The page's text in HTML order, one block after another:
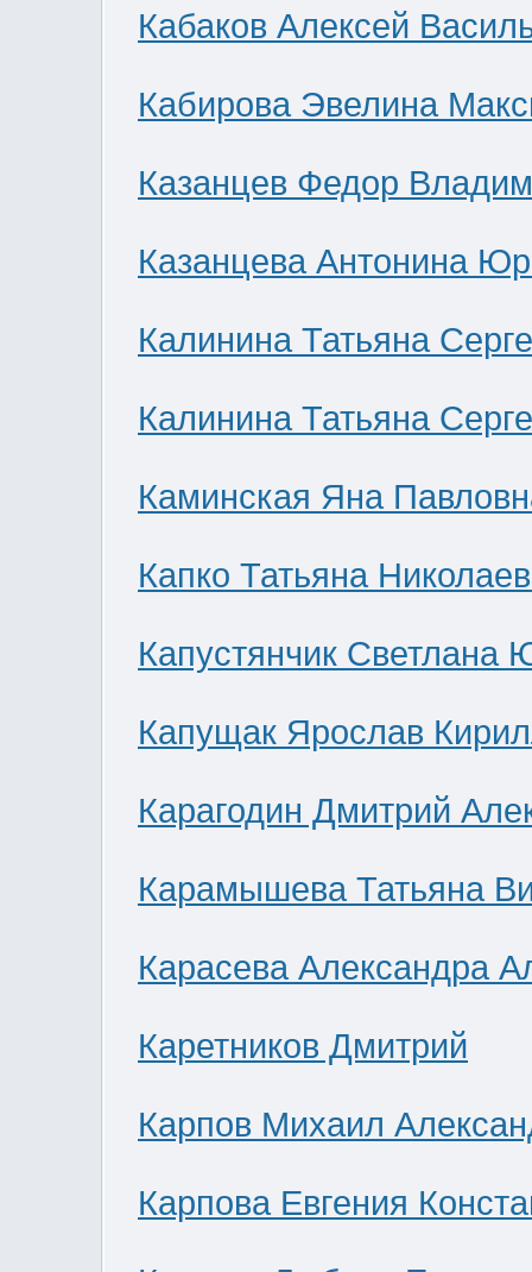
Кабаков Алексей
Кабирова Эвелина
Казанцев Федор
Казанцева Антонина
Калинина Татьяна
Калинина Татьяна
Каминская Яна
Капко Татьяна
Капустянчик Светлана
Капущак Ярослав
Карагодин Дмитрий
Карамышева Татьяна
Карасева Александра
Каретников Дмитрий
Карпов Михаил
Карпова Евгения